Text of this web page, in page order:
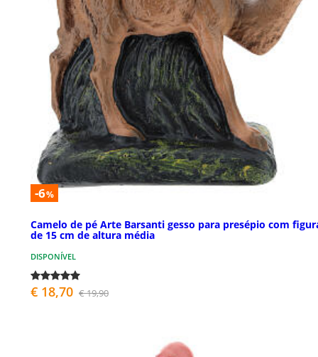
-6%
Camelo de pé Arte Barsanti gesso para presépio com
de 15 cm de altura média
DISPONÍVEL
€ 18,70 € 19,90